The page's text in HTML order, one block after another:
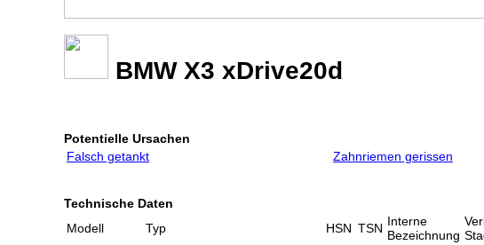
BMW X3 xDrive20d
Potentielle Ursachen
Falsch getankt
Zahnriemen gerissen
Technische Daten
Modell
Typ HSN TSN Interne
Bezeichnung